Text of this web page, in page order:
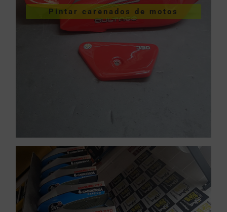
Pintar carenados de motos
Pintar carenados de
motos